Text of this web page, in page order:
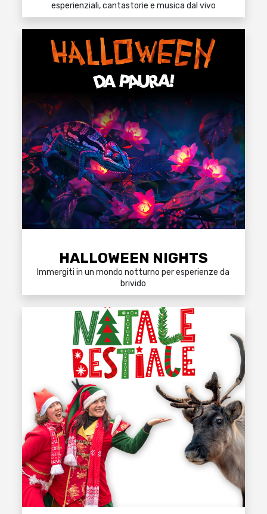
esperienziali, cantastorie e musica dal vivo
HALLOWEEN NIGHTS
Immergiti in un mondo notturno per esperienze da
brivido